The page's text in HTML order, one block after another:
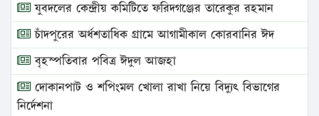
যুবদলের কেন্দ্রীয় কমিটিতে ফরিদগঞ্জের তারেকুর রহমান
চাঁদপুরের অর্ধশতাধিক গ্রামে আগামীকাল কোরবানির ঈদ
বৃহস্পতিবার পবিত্র ঈদুল আজহা
দোকানপাট ও শপিংমল খোলা রাখা নিয়ে বিদ্যুৎ বিভাগের
নির্দেশনা